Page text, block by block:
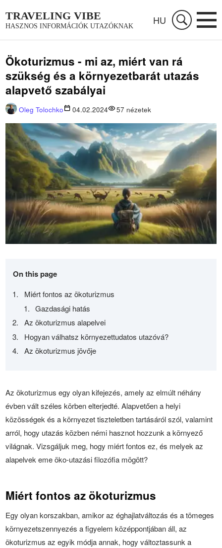
TRAVELING VIBE
HASZNOS INFORMÁCIÓK UTAZÓKNAK HU
Ökoturizmus - mi az, miért van rá
szükség és a környezetbarát utazás
alapvető szabályai
Oleg Tolochko 04.02.2024 57 nézetek
On this page
Miért fontos az ökoturizmus
Gazdasági hatás
Az ökoturizmus alapelvei
Hogyan válhatsz környezettudatos utazóvá?
Az ökoturizmus jövője
Az ökoturizmus egy olyan kifejezés, amely az elmúlt néhány
évben vált széles körben elterjedté. Alapvetően a helyi
közösségek és a környezet tiszteletben tartásáról szól, valamint
arról, hogy utazás közben némi hasznot hozzunk a környező
világnak. Vizsgáljuk meg, hogy miért fontos ez, és melyek az
alapelvek eme öko-utazási filozófia mögött?
Miért fontos az ökoturizmus
Egy olyan korszakban, amikor az éghajlatváltozás és a tömeges
környezetszennyezés a figyelem középpontjában áll, az
ökoturizmus az egyik módja annak, hogy változtassunk a